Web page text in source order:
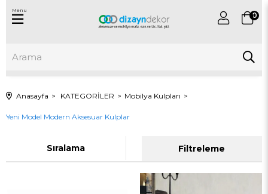
0
Menu
Anasayfa KATEGORİLER Mobilya Kulpları
Yeni Model Modern Aksesuar Kulplar
Filtreleme
Sıralama